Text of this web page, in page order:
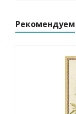
Рекомендуем